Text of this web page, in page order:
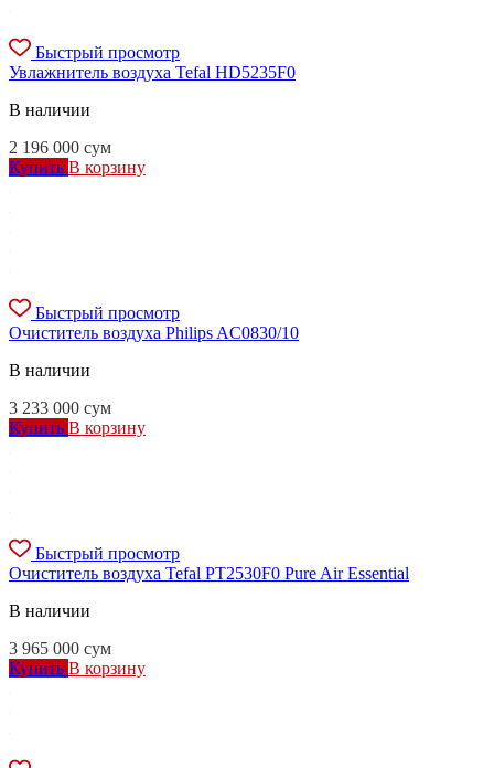
Быстрый просмотр
Увлажнитель воздуха Tefal HD5235F0
В наличии
2 196 000 сум
Купить В корзину
Быстрый просмотр
Очиститель воздуха Philips AC0830/10
В наличии
3 233 000 сум
Купить В корзину
Быстрый просмотр
Очиститель воздуха Tefal PT2530F0 Pure Air Essential
В наличии
3 965 000 сум
Купить В корзину